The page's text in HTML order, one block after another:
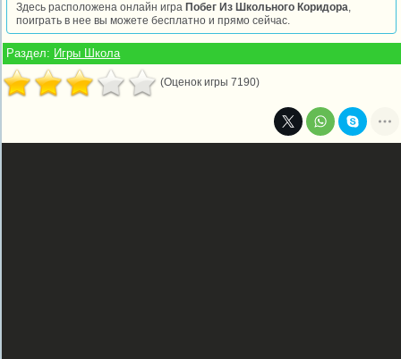
Здесь расположена онлайн игра Побег Из Школьного Коридора,
поиграть в нее вы можете бесплатно и прямо сейчас.
Раздел: Игры Школа
(Оценок игры 7190)